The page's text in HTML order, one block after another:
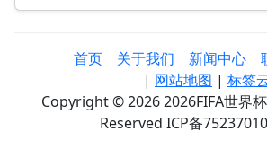
首页 关于我们 新闻中心
| 网站地图 | 标签
Copyright © 2026 2026FIFA世界
Reserved ICP备